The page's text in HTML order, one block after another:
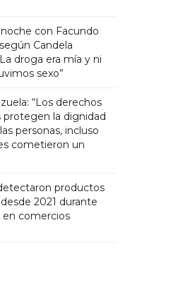
con Facundo
Candela
droga era mía y ni
sexo”
“Los derechos
protegen la dignidad
personas, incluso
cometieron un
productos
2021 durante
en comercios